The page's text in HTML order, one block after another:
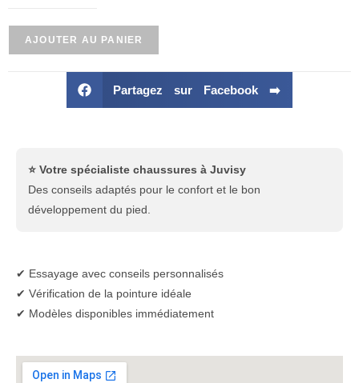
AJOUTER AU PANIER
Partagez sur Facebook ➡️
⭐ Votre spécialiste chaussures à Juvisy
Des conseils adaptés pour le confort et le bon
développement du pied.
✔ Essayage avec conseils personnalisés
✔ Vérification de la pointure idéale
✔ Modèles disponibles immédiatement